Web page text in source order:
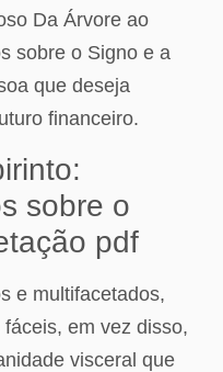
Da Árvore ao
sobre o Signo e a
que deseja
financeiro.
sobre o
pdf
e multifacetados,
em vez disso,
visceral que